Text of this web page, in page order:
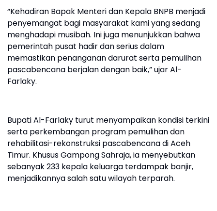
“Kehadiran Bapak Menteri dan Kepala BNPB menjadi
penyemangat bagi masyarakat kami yang sedang
menghadapi musibah. Ini juga menunjukkan bahwa
pemerintah pusat hadir dan serius dalam
memastikan penanganan darurat serta pemulihan
pascabencana berjalan dengan baik,” ujar Al-
Farlaky.
Bupati Al-Farlaky turut menyampaikan kondisi terkini
serta perkembangan program pemulihan dan
rehabilitasi-rekonstruksi pascabencana di Aceh
Timur. Khusus Gampong Sahraja, ia menyebutkan
sebanyak 233 kepala keluarga terdampak banjir,
menjadikannya salah satu wilayah terparah.